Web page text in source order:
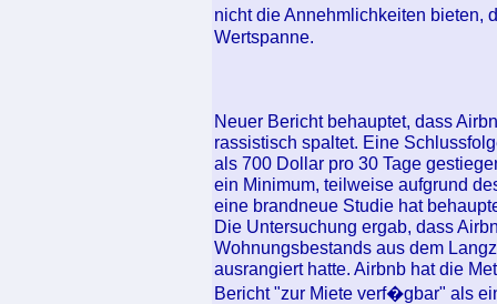
nicht die Annehmlichkeiten
Wertspanne.
Neuer Bericht behauptet, dass
rassistisch spaltet. Eine
als 700 Dollar pro 30 Tage
ein Minimum, teilweise aufgrund
eine brandneue Studie hat
Die Untersuchung ergab, dass
Wohnungsbestands aus dem
ausrangiert hatte. Airbnb hat die
Bericht "zur Miete verf�gbar" als